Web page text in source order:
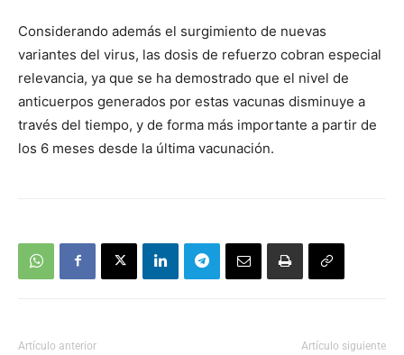
Considerando además el surgimiento de nuevas
variantes del virus, las dosis de refuerzo cobran especial
relevancia, ya que se ha demostrado que el nivel de
anticuerpos generados por estas vacunas disminuye a
través del tiempo, y de forma más importante a partir de
los 6 meses desde la última vacunación.
Artículo anterior Artículo siguiente